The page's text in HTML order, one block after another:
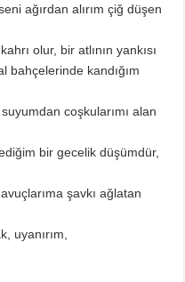
ağırdan alırım çiğ düşen
olur, bir atlının yankısı
bahçelerinde kandığım
coşkularımı alan
bir gecelik düşümdür,
şavkı ağlatan
uyanırım,